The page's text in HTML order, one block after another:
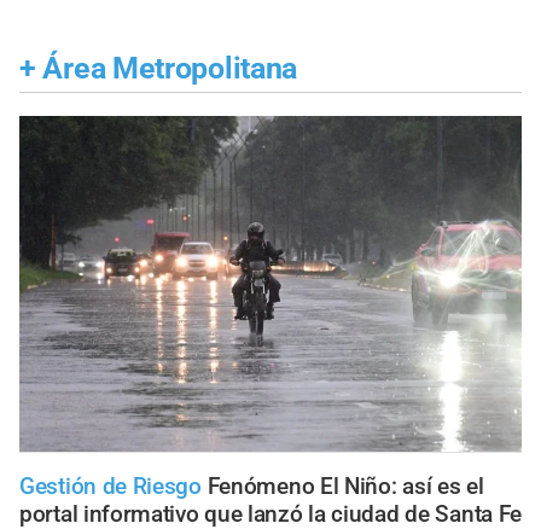
+ Área Metropolitana
Gestión de Riesgo Fenómeno El Niño: así es el
portal informativo que lanzó la ciudad de Santa Fe